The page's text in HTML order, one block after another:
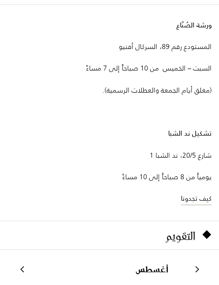
ورشة الصُنّاع
المستودع رقم 89، السركال أفنيو
السبت – الخميس من 10 صباحاً إلى 7 مساءً
(مغلق أيام الجمعة والعطلات الرسمية).
تشكيل ند الشبا
شارع 20/5، ند الشبا 1
يومياً من 8 صباحاً إلى 10 مساءً
كيف تجدونا
التقويم
أغسطس